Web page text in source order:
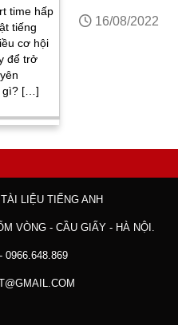
16/08/2022
time hấp
tiếng
cơ hội
để trở
gì? […]
LIỆU TIẾNG ANH
VÒNG - CẦU GIẤY - HÀ NỘI.
0966.648.869